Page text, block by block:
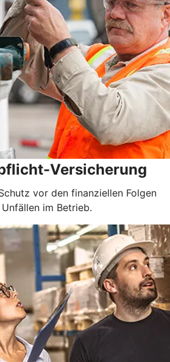
Versicherung
vor den finanziellen Folgen
im Betrieb.